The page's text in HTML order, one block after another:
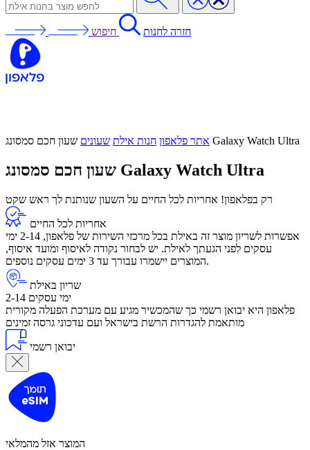
חזרה לחנות חיפוש
אתר פלאפון חנות אילת שעונים שעון חכם סמסונג Galaxy Watch Ultra
שעון חכם סמסונג Galaxy Watch Ultra
רק בפלאפון! אחריות לכל החיים על השעון שנותנת לך ראש שקט
אחריות לכל החיים
אפשרות לשריון מוצר זה באילת בכל מרכזי השירות של פלאפון, 2-14 ימי
עסקים לפני הגעתך לאילת. יש לבחור נקודה לאיסוף ומועד איסוף,
המוצרים יישמרו עבורך עד 3 ימים עסקים נוספים.
שריון באילת
2-14 ימי עסקים
פלאפון היא יבואן רשמי כך שהמכשיר מגיע עם מערכת הפעלה מקורית
מותאמת להגדרות הרשת בישראל ועם עדכוני גרסה זמינים
יבואן רשמי
המוצר אזל מהמלאי